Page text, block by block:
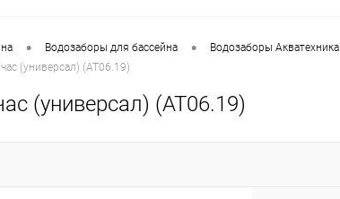
• Водозаборы для бассейна • Водозаборы Акватехника
(универсал) (AT06.19)
(универсал) (AT06.19)